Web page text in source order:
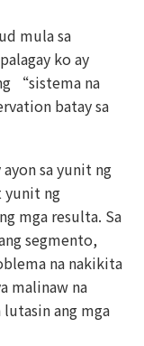
mula sa
ko ay
“sistema na
batay sa
sa yunit ng
yunit ng
mga resulta. Sa
segmento,
na nakikita
malinaw na
ang mga